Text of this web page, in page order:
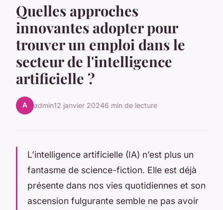
Quelles approches
innovantes adopter pour
trouver un emploi dans le
secteur de l'intelligence
artificielle ?
A admin12 janvier 20246 min de lecture
L’intelligence artificielle (IA) n’est plus un
fantasme de science-fiction. Elle est déjà
présente dans nos vies quotidiennes et son
ascension fulgurante semble ne pas avoir